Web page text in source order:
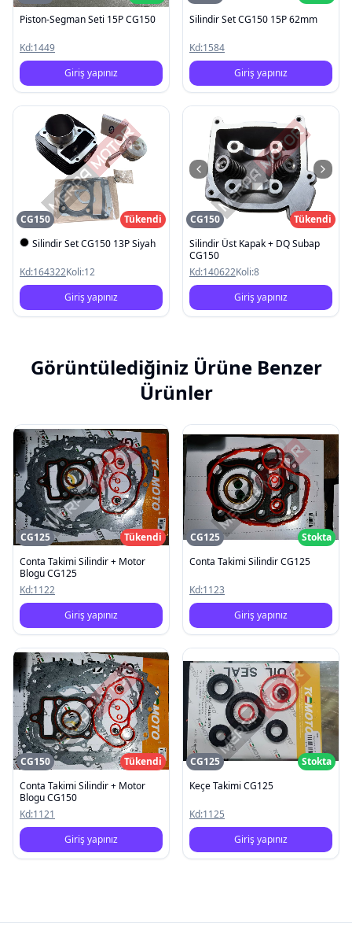
Piston-Segman Seti 15P CG150
Kd:1449
Giriş yapınız
Silindir Set CG150 15P 62mm
Kd:1584
Giriş yapınız
CG150
Tükendi
Silindir Set CG150 13P Siyah
Kd:164322Koli:12
Giriş yapınız
CG150
Tükendi
Silindir Üst Kapak + DQ Subap
CG150
Kd:140622Koli:8
Giriş yapınız
Görüntülediğiniz Ürüne Benzer
Ürünler
CG125
Tükendi
Conta Takimi Silindir + Motor
Blogu CG125
Kd:1122
Giriş yapınız
CG125
Stokta
Conta Takimi Silindir CG125
Kd:1123
Giriş yapınız
CG150
Tükendi
Conta Takimi Silindir + Motor
Blogu CG150
Kd:1121
Giriş yapınız
CG125
Stokta
Keçe Takimi CG125
Kd:1125
Giriş yapınız